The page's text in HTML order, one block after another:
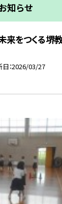
知らせ
をつくる堺教
日 2026/03/27